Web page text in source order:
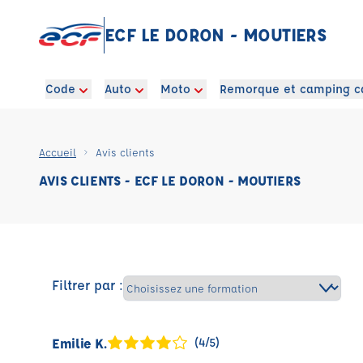
ECF LE DORON - MOUTIERS
Code Auto Moto Remorque et camping
Accueil Avis clients
AVIS CLIENTS - ECF LE DORON - MOUTIERS
Filtrer par :
Emilie K. (4/5)